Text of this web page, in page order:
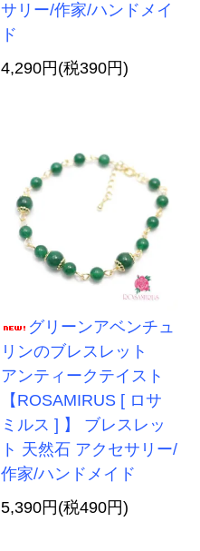
サリー/作家/ハンドメイ
ド
4,290円(税390円)
グリーンアベンチュ
リンのブレスレット
アンティークテイスト
【ROSAMIRUS [ ロサ
ミルス ] 】 ブレスレッ
ト 天然石 アクセサリー/
作家/ハンドメイド
5,390円(税490円)